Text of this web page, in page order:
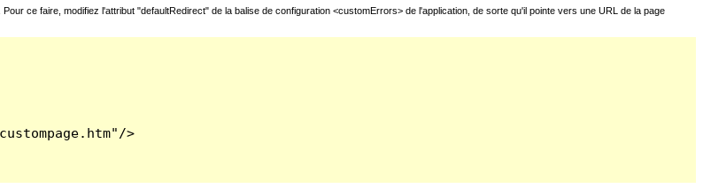
ce faire, modifiez l'attribut "defaultRedirect" de la balise de configuration <customErrors> de l'application, de sorte qu'il pointe vers une URL de la page
>